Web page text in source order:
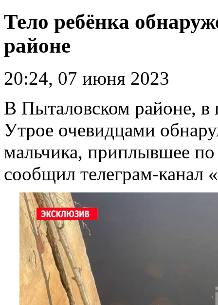
Тело ребёнка
районе
20:24, 07 июня 2023
В Пыталовском районе, в
Утрое очевидцами
мальчика, приплывшее
сообщил телеграм-канал